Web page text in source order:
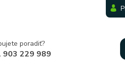
poradiť?
903 229 989